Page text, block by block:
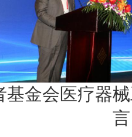
基金会医疗器
言